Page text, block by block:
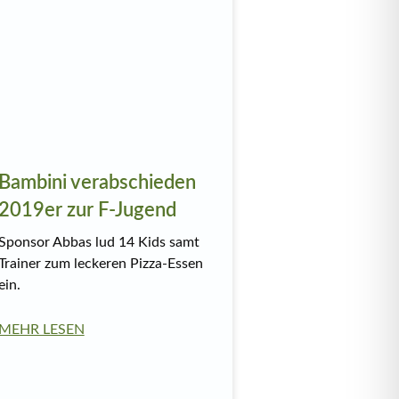
verabschieden
zur F-Jugend
Abbas lud 14 Kids samt
zum leckeren Pizza-Essen
LESEN